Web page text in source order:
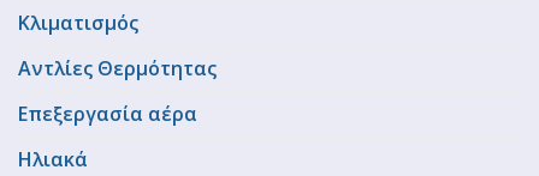
Κλιματισμός
Αντλίες Θερμότητας
Επεξεργασία αέρα
Ηλιακά